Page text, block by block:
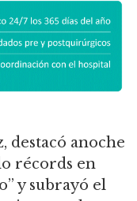
destacó anoche
récords en
y subrayó el